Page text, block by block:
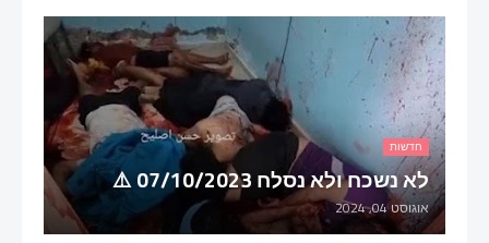
חדשות
לא נשכח ולא נסלח 07/10/2023 ⚠️
אוגוסט 04, 2024